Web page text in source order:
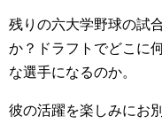
残りの六大学野球の試
か？ドラフトでどこに
な選手になるのか。
彼の活躍を楽しみにお